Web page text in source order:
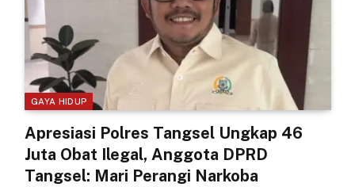
GAYA HIDUP
Apresiasi Polres Tangsel Ungkap 46
Juta Obat Ilegal, Anggota DPRD
Tangsel: Mari Perangi Narkoba